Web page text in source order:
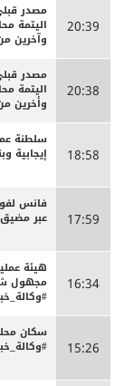
20:39
مصدر
اليتمة
وآخرين
20:38
مصدر
اليتمة
وأخرين
18:58
سلطنة
إيجابية
17:59
فانس
عبر
16:34
هيئة
مجهول
15:26
سكان